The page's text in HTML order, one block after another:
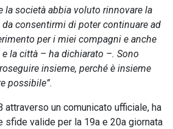
la società abbia voluto rinnovare la
consentirmi di poter continuare ad
per i miei compagni e anche
la città – ha dichiarato –. Sono
insieme, perché è insieme
possibile”.
attraverso un comunicato ufficiale, ha
sfide valide per la 19a e 20a giornata